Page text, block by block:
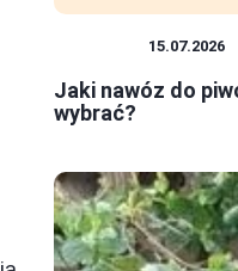
15.07.2026
Jaki nawóz do
wybrać?